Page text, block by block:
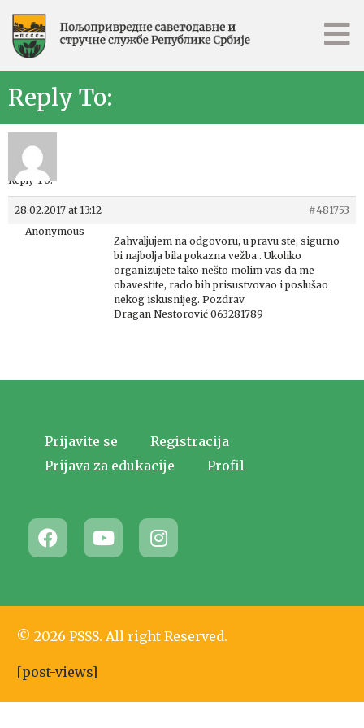
Reply To:
Reply To:
28.02.2017 at 13:12
#481753
Anonymous
Zahvaljujem na odgovoru, u pravu ste, sigurno
bi najbolja bila pokazna vežba . Ukoliko
organizujete tako nešto molim vas da me
obavestite, rado bih prisustvovao i poslušao
nekog iskusnijeg. Pozdrav
Dragan Nestorović 063281789
Prijavite se
Registracija
Prijava za edukacije
Profil
© 2026 PSSS. All right Reserved.
[post-views]